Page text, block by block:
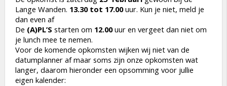
Lange Wanden. 13.30 tot 17.00uur. Kun je niet, meld je
dan even af
De (A)PL’S starten om 12.00uur en vergeet dan niet om
je lunch mee te nemen.
Voor de komende opkomsten wijken wij niet van de
datumplanner af maar soms zijn onze opkomsten wat
langer, daarom hieronder een opsomming voor jullie
eigen kalender: